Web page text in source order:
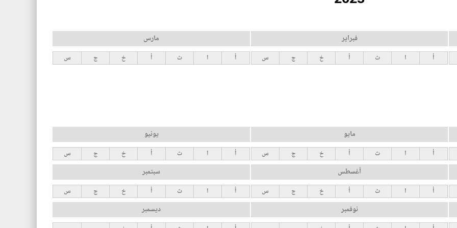
فبراير
أ ا ث أ خ ج س
مارس
أ ا ث أ خ ج س
مايو
أ ا ث أ خ ج س
يونيو
أ ا ث أ خ ج س
أغسطس
أ ا ث أ خ ج س
سبتمبر
أ ا ث أ خ ج س
نوفمبر ديسمبر